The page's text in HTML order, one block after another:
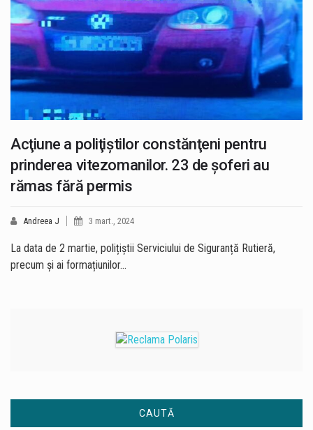
Acţiune a poliţiştilor constănţeni pentru
prinderea vitezomanilor. 23 de şoferi au
rămas fără permis
Andreea J 3 mart., 2024
La data de 2 martie, polițiștii Serviciului de Siguranță Rutieră,
precum și ai formațiunilor…
CAUTĂ